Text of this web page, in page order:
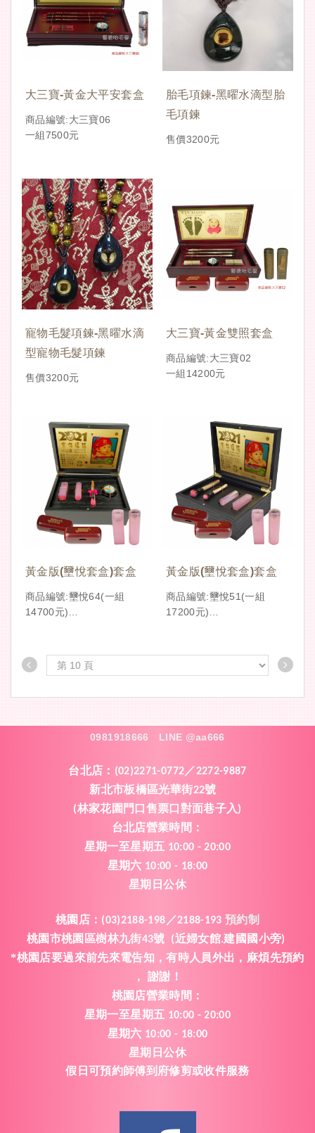
大三寶-黃金大平安套盒
商品編號:大三寶06
一組7500元
胎毛項鍊-黑曜水滴型胎
毛項鍊
售價3200元
寵物毛髮項鍊-黑曜水滴
型寵物毛髮項鍊
售價3200元
大三寶-黃金雙照套盒
商品編號:大三寶02
一組14200元
黃金版(壐悅套盒)套盒
商品編號:壐悅64(一組
14700元)
黃金版(壐悅套盒)套盒
商品編號:壐悅51(一組
17200元)
0981918666 LINE @aa666
台北店： (02)2271-0772／2272-9887
新北市板橋區光華街22號
(林家花園門口售票口對面巷子入)
台北店營業時間 ：
星期一至星期五 10:00 - 20:00
星期六 10:00 - 18:00
星期日公休
桃園店： (03)2188-198／2188-193 預約制
桃園市桃園區樹林九街43號 (近婦女館.建國國小旁)
*桃園店要過來前先來電告知 ，有時人員外出 ， 麻煩先預約
， 謝謝 ！
桃園 店營業時間 ：
星期一至星期五 10:00 - 20:00
星期六 10:00 - 18:00
星期日公休
假日可預約師傅到府修剪或收件服務